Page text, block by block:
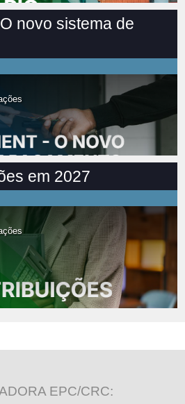
novo sistema de
em 2027
EPC/CRC: